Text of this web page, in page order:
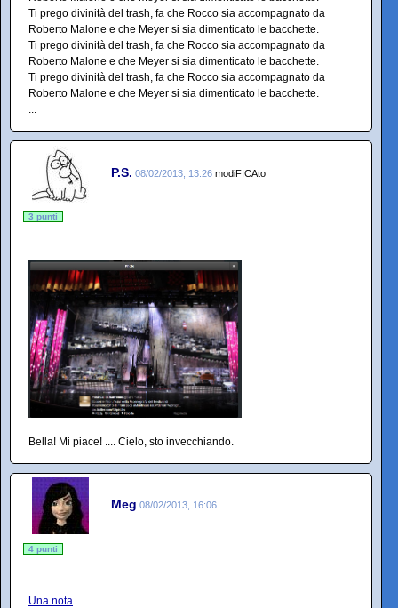
Ti prego divinità del trash, fa che Rocco sia accompagnato da
Roberto Malone e che Meyer si sia dimenticato le bacchette.
Ti prego divinità del trash, fa che Rocco sia accompagnato da
Roberto Malone e che Meyer si sia dimenticato le bacchette.
Ti prego divinità del trash, fa che Rocco sia accompagnato da
Roberto Malone e che Meyer si sia dimenticato le bacchette.
...
P.S. 08/02/2013, 13:26 modiFICAto
3 punti
Bella! Mi piace! .... Cielo, sto invecchiando.
Meg 08/02/2013, 16:06
4 punti
Una nota